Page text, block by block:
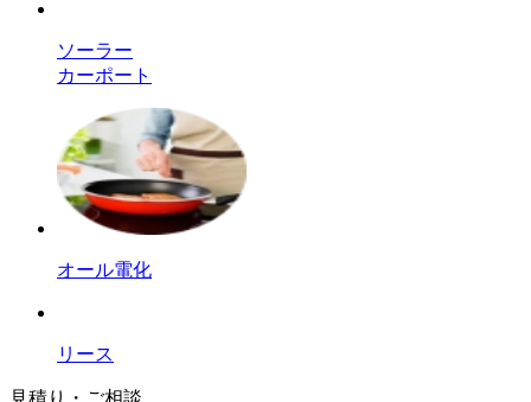
ソーラー
カーポート
オール電化
リース
見積り・ご相談